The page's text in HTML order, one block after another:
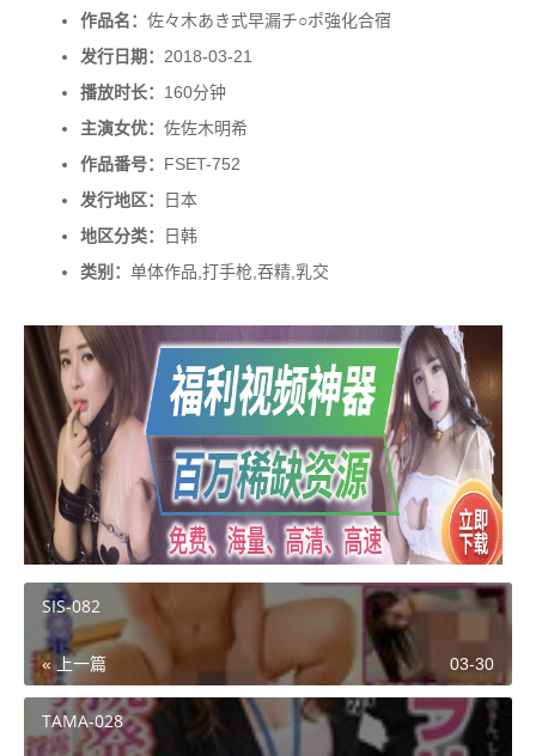
作品名： 佐々木あき式早漏チ○ポ強化合宿
发行日期： 2018-03-21
播放时长： 160分钟
主演女优： 佐佐木明希
作品番号： FSET-752
发行地区：
日本
地区分类：
日韩
类别： 单体作品,打手枪,吞精,乳交
SIS-082
« 上一篇 03-30
TAMA-028